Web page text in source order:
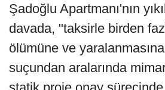
Şadoğlu Apartmanı'nın
davada, "taksirle birden
ölümüne ve
suçundan aralarında